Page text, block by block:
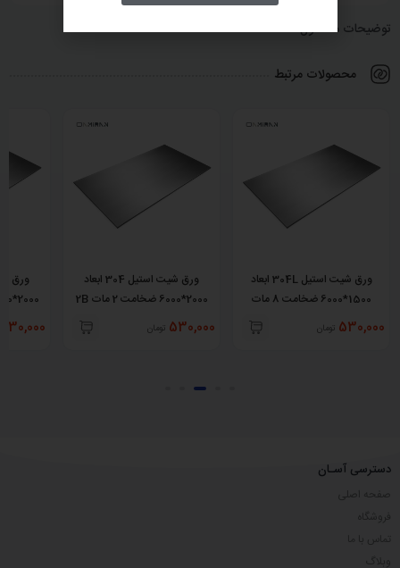
توضیحات محصول
محصولات مرتبط
ورق شیت استیل 304L ابعاد
1500*6000 ضخامت 8 مات
530,000 تومان
ورق شیت استیل 304 ابعاد
2000*6000 ضخامت 2 مات 2B
530,000 تومان
2000*6000 ضخامت 4 مات 2B
دسترسی آسـان